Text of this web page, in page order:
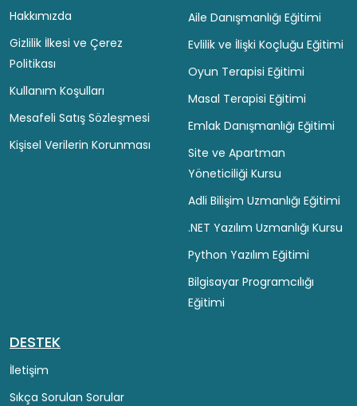
Hakkımızda
Gizlilik İlkesi ve Çerez
Politikası
Kullanım Koşulları
Mesafeli Satış Sözleşmesi
Kişisel Verilerin Korunması
Aile Danışmanlığı Eğitimi
Evlilik ve İlişki Koçluğu Eğitimi
Oyun Terapisi Eğitimi
Masal Terapisi Eğitimi
Emlak Danışmanlığı Eğitimi
Site ve Apartman
Yöneticiliği Kursu
Adli Bilişim Uzmanlığı Eğitimi
.NET Yazılım Uzmanlığı Kursu
Python Yazılım Eğitimi
Bilgisayar Programcılığı
Eğitimi
DESTEK
İletişim
Sıkça Sorulan Sorular